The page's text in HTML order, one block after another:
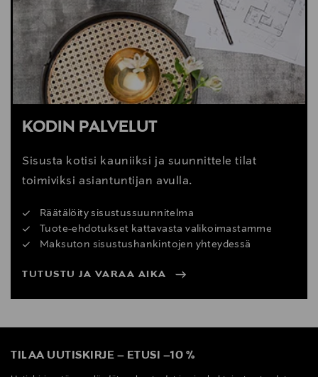
Digitaalinen osoite
www.vitra.com; info@vitra.com
KODIN PALVELUT
Sisusta kotisi kauniiksi ja suunnittele tilat
toimiviksi asiantuntijan avulla.
Räätälöity sisustussuunnitelma
Tuote-ehdotukset kattavasta valikoimastamme
Maksuton sisustushankintojen yhteydessä
TUTUSTU JA VARAA AIKA
TILAA UUTISKIRJE – ETUSI –10 %